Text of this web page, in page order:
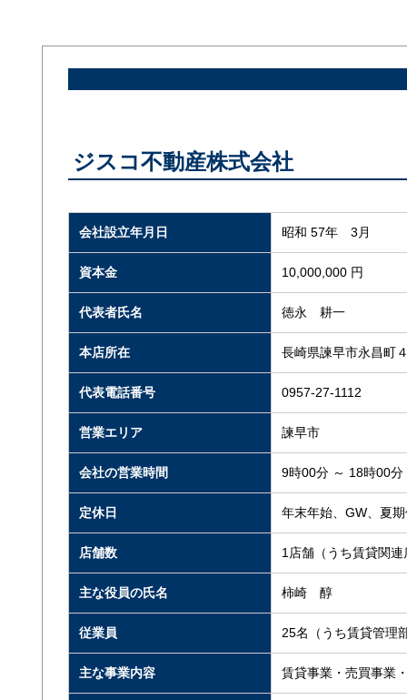
ジスコ不動産株式会社
会社設立年月日 昭和 57年 3月
資本金 10,000,000 円
代表者氏名 徳永 耕一
本店所在 長崎県諫早市永昌町
代表電話番号 0957-27-1112
営業エリア 諫早市
会社の営業時間 9時00分 ～ 18時00分
定休日 年末年始、GW、夏
店舗数 1店舗（うち賃貸関
主な役員の氏名 柿崎 醇
従業員 25名（うち賃貸管理
主な事業内容 賃貸事業・売買事業